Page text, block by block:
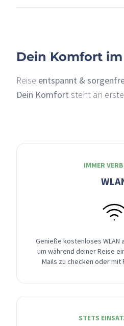
Dein Komfort
Reise entspannt &
Dein Komfort steht an
IMMER
Genieße kostenloses WLAN
um während deiner Reise
Mails zu checken oder mit
STETS